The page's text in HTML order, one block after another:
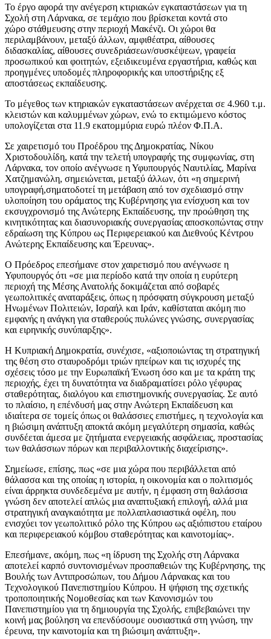
Το έργο αφορά την ανέγερση κτιριακών εγκαταστάσεων για τη
Σχολή στη Λάρνακα, σε τεμάχιο που βρίσκεται κοντά στο
χώρο στάθμευσης στην περιοχή Μακένζι. Οι χώροι θα
περιλαμβάνουν, μεταξύ άλλων, αμφιθέατρα, αίθουσες
διδασκαλίας, αίθουσες συνεδριάσεων/συσκέψεων, γραφεία
προσωπικού και φοιτητών, εξειδικευμένα εργαστήρια, καθώς και
προηγμένες υποδομές πληροφορικής και υποστήριξης εξ
αποστάσεως εκπαίδευσης.
Το μέγεθος των κτηριακών εγκαταστάσεων ανέρχεται σε 4.960 τ.μ.
κλειστών και καλυμμένων χώρων, ενώ το εκτιμώμενο κόστος
υπολογίζεται στα 11.9 εκατομμύρια ευρώ πλέον Φ.Π.Α.
Σε χαιρετισμό του Προέδρου της Δημοκρατίας, Νίκου
Χριστοδουλίδη, κατά την τελετή υπογραφής της συμφωνίας, στη
Λάρνακα, τον οποίο ανέγνωσε η Υφυπουργός Ναυτιλίας, Μαρίνα
Χατζημανώλη, σημειώνεται, μεταξύ άλλων, ότι «η σημερινή
υπογραφή,σηματοδοτεί τη μετάβαση από τον σχεδιασμό στην
υλοποίηση του οράματος της Κυβέρνησης για ενίσχυση και τον
εκσυγχρονισμό της Ανώτερης Εκπαίδευσης, την προώθηση της
κινητικότητας και διασυνοριακής συνεργασίας αποσκοπώντας στην
εδραίωση της Κύπρου ως Περιφερειακού και Διεθνούς Κέντρου
Ανώτερης Εκπαίδευσης και Έρευνας».
Ο Πρόεδρος επεσήμανε στον χαιρετισμό που ανέγνωσε η
Υφυπουργός ότι «σε μια περίοδο κατά την οποία η ευρύτερη
περιοχή της Μέσης Ανατολής δοκιμάζεται από σοβαρές
γεωπολιτικές αναταράξεις, όπως η πρόσφατη σύγκρουση μεταξύ
Ηνωμένων Πολιτειών, Ισραήλ και Ιράν, καθίσταται ακόμη πιο
εμφανής η ανάγκη για σταθερούς πυλώνες γνώσης, συνεργασίας
και ειρηνικής συνύπαρξης».
Η Κυπριακή Δημοκρατία, συνέχισε, «αξιοποιώντας τη στρατηγική
της θέση στο σταυροδρόμι τριών ηπείρων και τις ισχυρές της
σχέσεις τόσο με την Ευρωπαϊκή Ένωση όσο και με τα κράτη της
περιοχής, έχει τη δυνατότητα να διαδραματίσει ρόλο γέφυρας
σταθερότητας, διαλόγου και επιστημονικής συνεργασίας. Σε αυτό
το πλαίσιο, η επένδυσή μας στην Ανώτερη Εκπαίδευση και
ιδιαίτερα σε τομείς όπως οι θαλάσσιες επιστήμες, η τεχνολογία και
η βιώσιμη ανάπτυξη αποκτά ακόμη μεγαλύτερη σημασία, καθώς
συνδέεται άμεσα με ζητήματα ενεργειακής ασφάλειας, προστασίας
των θαλάσσιων πόρων και περιβαλλοντικής διαχείρισης».
Σημείωσε, επίσης, πως «σε μια χώρα που περιβάλλεται από
θάλασσα και της οποίας η ιστορία, η οικονομία και ο πολιτισμός
είναι άρρηκτα συνδεδεμένα με αυτήν, η έμφαση στη θαλάσσια
γνώση δεν αποτελεί απλώς μια αναπτυξιακή επιλογή, αλλά μια
στρατηγική αναγκαιότητα με πολλαπλασιαστικά οφέλη, που
ενισχύει τον γεωπολιτικό ρόλο της Κύπρου ως αξιόπιστου εταίρου
και περιφερειακού κόμβου σταθερότητας και καινοτομίας».
Επεσήμανε, ακόμη, πως «η ίδρυση της Σχολής στη Λάρνακα
αποτελεί καρπό συντονισμένων προσπαθειών της Κυβέρνησης, της
Βουλής των Αντιπροσώπων, του Δήμου Λάρνακας και του
Τεχνολογικού Πανεπιστημίου Κύπρου. Η ψήφιση της σχετικής
τροποποιητικής Νομοθεσίας και των Κανονισμών του
Πανεπιστημίου για τη δημιουργία της Σχολής, επιβεβαιώνει την
κοινή μας βούληση να επενδύσουμε ουσιαστικά στη γνώση, την
έρευνα, την καινοτομία και τη βιώσιμη ανάπτυξη».